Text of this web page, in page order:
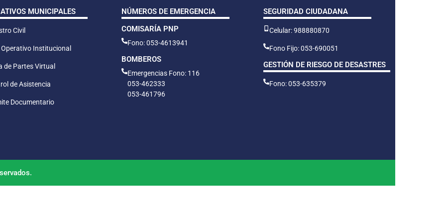
MUNICIPALES
Civil
Institucional
de Partes Virtual
de Asistencia
Documentario
NÚMEROS DE EMERGENCIA
COMISARÍA PNP
Fono: 053-4613941
BOMBEROS
Emergencias Fono: 116
053-462333
053-461796
SEGURIDAD CIUDADANA
Celular: 988880870
Fono Fijo: 053-690051
GESTIÓN DE RIESGO DE DESASTRES
Fono: 053-635379